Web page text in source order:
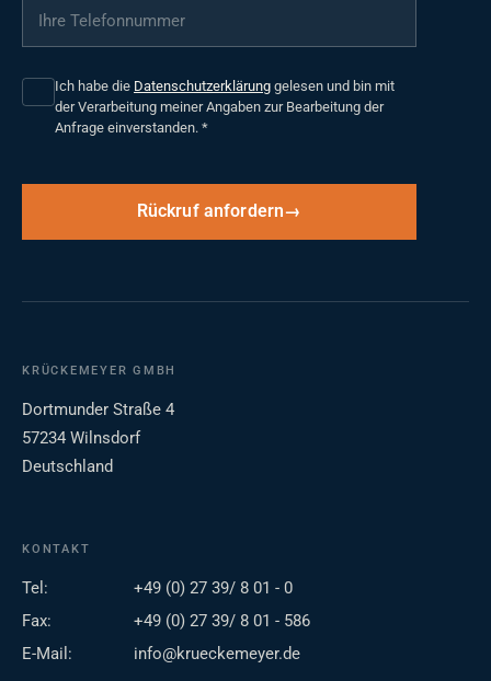
Ihre Telefonnummer
Ich habe die Datenschutzerklärung gelesen und bin mit
der Verarbeitung meiner Angaben zur Bearbeitung der
Anfrage einverstanden. *
Rückruf anfordern
KRÜCKEMEYER GMBH
Dortmunder Straße 4
57234 Wilnsdorf
Deutschland
KONTAKT
Tel:
+49 (0) 27 39/ 8 01 - 0
Fax:
+49 (0) 27 39/ 8 01 - 586
E-Mail:
info@krueckemeyer.de